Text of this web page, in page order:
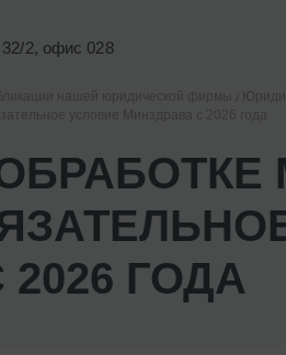
32/2, офис 028
ГОДА